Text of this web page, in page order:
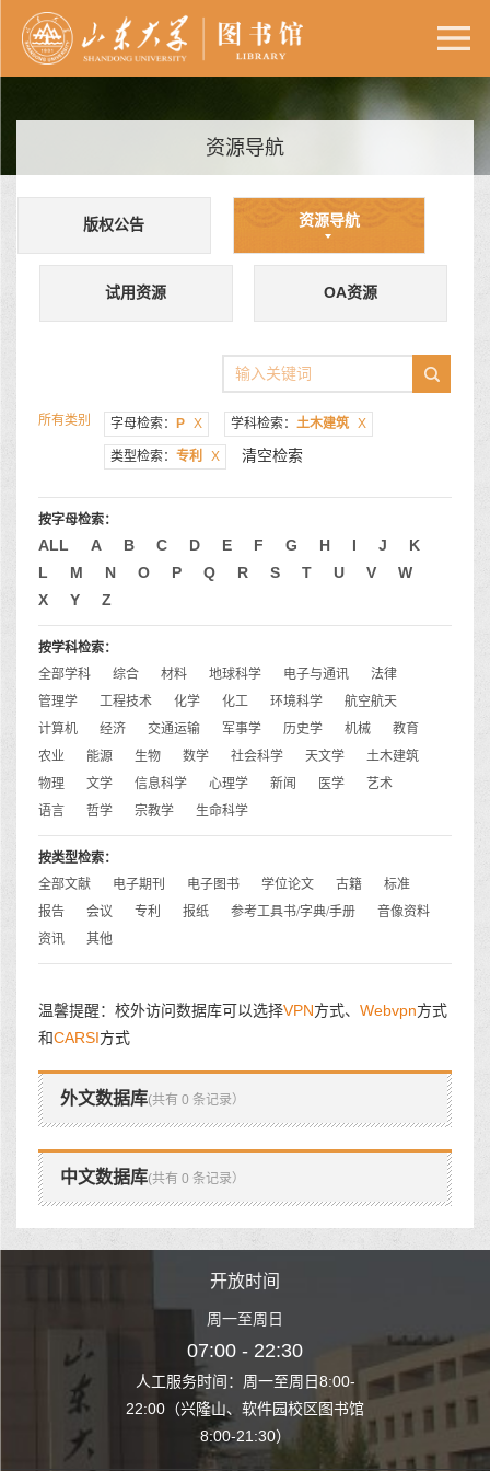
资源导航
版权公告 资源导航
试用资源 OA资源
所有类别 字母检索： P X 学科检索： 土木建筑 X
类型检索： 专利 X 清空检索
按字母检索：
ALL A B C D E F G H I J
K
L
M N O P Q R S T U V
W
X
Y Z
按学科检索：
全部学科
综合 材料 地球科学 电子与通讯
法律
管理学
工程技术 化学 化工 环境科学
航空航天
计算机
经济 交通运输 军事学 历史学 机械
教育
农业
能源 生物 数学 社会科学 天文学
土木建筑
物理
文学 信息科学 心理学 新闻 医学
艺术
语言
哲学 宗教学 生命科学
按类型检索：
全部文献
电子期刊 电子图书 学位论文 古籍
标准
报告
会议 专利 报纸 参考工具书/字典/手册
音像资料
资讯
其他
温馨提醒：校外访问数据库可以选择VPN方式、 Webvpn方式
和CARSI方式
外文数据库(共有 0 条记录）
中文数据库(共有 0 条记录）
至周日8:00-
园校区图书馆
开放时间
周一至周日
07:00 - 22:30
人工服务时间：周一至周日8:00-
22:00（兴隆山、软件园校区图书馆
8:00-21:30）
人工服务时间
22:00（兴隆山